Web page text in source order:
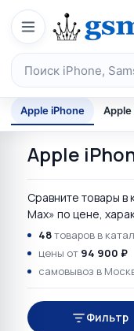
Перейти к
Поиск по каталогу
Apple iPhone Apple
Apple
Сравните товары в
Max» по цене,
48товаров в
цены от 94 900 ₽
самовывоз в
Фильтр